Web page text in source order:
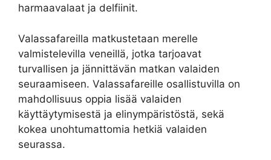
harmaavalaat ja delfiinit.
Valassafareilla matkustetaan merelle
valmistelevilla veneillä, jotka tarjoavat
turvallisen ja jännittävän matkan valaiden
seuraamiseen. Valassafareille osallistuvilla on
mahdollisuus oppia lisää valaiden
käyttäytymisestä ja elinympäristöstä, sekä
kokea unohtumattomia hetkiä valaiden
seurassa.